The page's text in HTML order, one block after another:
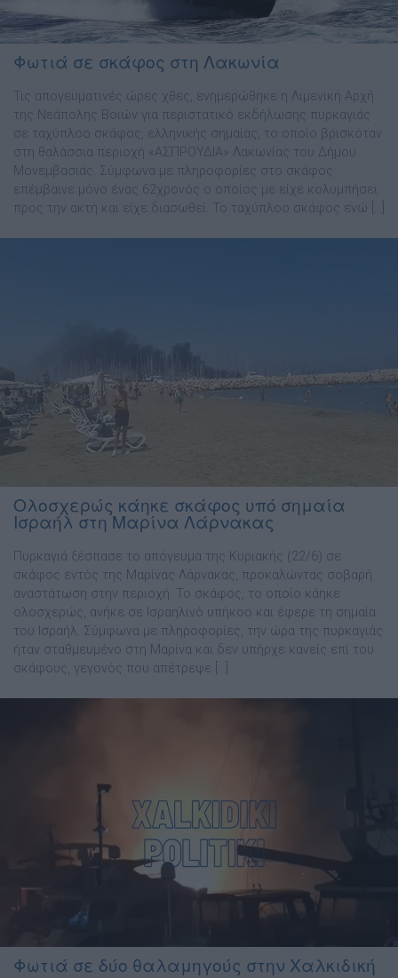
Φωτιά σε σκάφος στη Λακωνία
Τις απογευματινές ώρες χθες, ενημερώθηκε η Λιμενική Αρχή
της Νεάπολης Βοιών για περιστατικό εκδήλωσης πυρκαγιάς
σε ταχύπλοο σκάφος, ελληνικής σημαίας, το οποίο βρισκόταν
στη θαλάσσια περιοχή «ΑΣΠΡΟΥΔΙΑ» Λακωνίας του Δήμου
Μονεμβασιάς. Σύμφωνα με πληροφορίες στο σκάφος
επέμβαινε μόνο ένας 62χρονός ο οποίος με είχε κολυμπήσει
προς την ακτή και είχε διασωθεί. Το ταχύπλοο σκάφος ενώ […]
Ολοσχερώς κάηκε σκάφος υπό σημαία
Ισραήλ στη Μαρίνα Λάρνακας
Πυρκαγιά ξέσπασε το απόγευμα της Κυριακής (22/6) σε
σκάφος εντός της Μαρίνας Λάρνακας, προκαλώντας σοβαρή
αναστάτωση στην περιοχή. Το σκάφος, το οποίο κάηκε
ολοσχερώς, ανήκε σε Ισραηλινό υπήκοο και έφερε τη σημαία
του Ισραήλ. Σύμφωνα με πληροφορίες, την ώρα της πυρκαγιάς
ήταν σταθμευμένο στη Μαρίνα και δεν υπήρχε κανείς επί του
σκάφους, γεγονός που απέτρεψε […]
Φωτιά σε δύο θαλαμηγούς στην Χαλκιδική